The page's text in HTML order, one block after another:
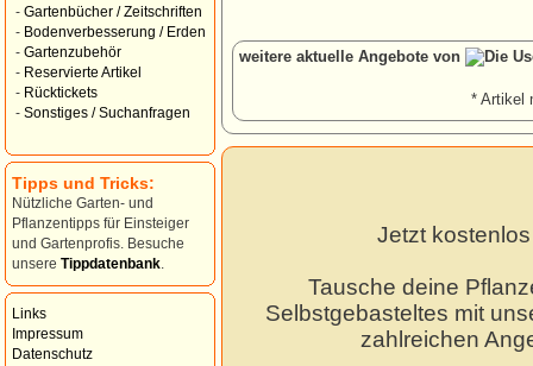
- Gartenbücher / Zeitschriften
- Bodenverbesserung / Erden
- Gartenzubehör
- Reservierte Artikel
- Rücktickets
- Sonstiges / Suchanfragen
Tipps und Tricks:
Nützliche Garten- und
Pflanzentipps für Einsteiger
und Gartenprofis. Besuche
unsere Tippdatenbank
Links
Impressum
Datenschutz
weitere aktuelle Angebote von
* Artikel
Jetzt
Tausche deine
Selbstgebasteltes mit
zahlreichen